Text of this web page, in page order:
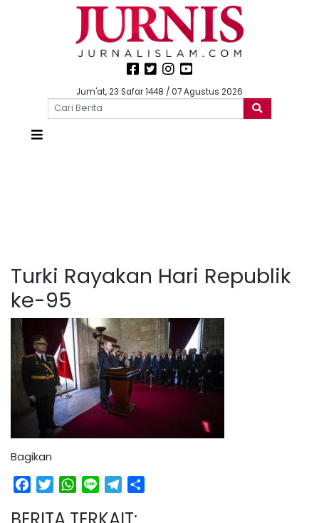
Jum'at, 23 Safar 1448 / 07 Agustus 2026
Turki Rayakan Hari Republik
ke-95
Bagikan
Facebook
TwitterWhatsApp
Line Telegram